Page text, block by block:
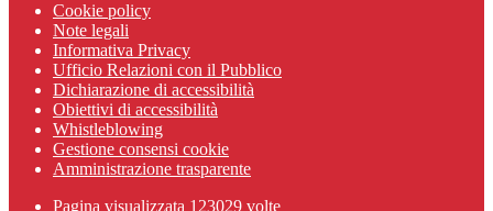
Cookie policy
Note legali
Informativa Privacy
Ufficio Relazioni con il Pubblico
Dichiarazione di accessibilità
Obiettivi di accessibilità
Whistleblowing
Gestione consensi cookie
Amministrazione trasparente
Pagina visualizzata 123029 volte